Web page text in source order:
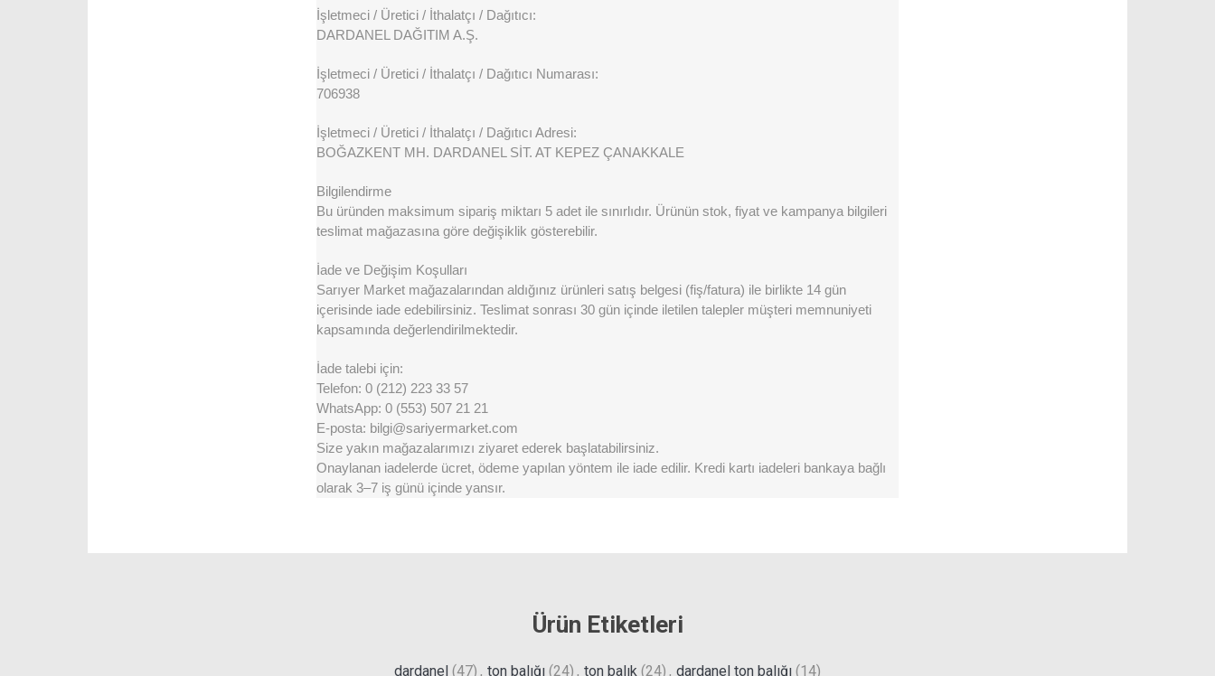
İşletmeci / Üretici / İthalatçı / Dağıtıcı:
DARDANEL DAĞITIM A.Ş.
İşletmeci / Üretici / İthalatçı / Dağıtıcı Numarası:
706938
İşletmeci / Üretici / İthalatçı / Dağıtıcı Adresi:
BOĞAZKENT MH. DARDANEL SİT. AT KEPEZ ÇANAKKALE
Bilgilendirme
Bu üründen maksimum sipariş miktarı 5 adet ile sınırlıdır. Ürünün stok, fiyat ve kampanya bilgileri
teslimat mağazasına göre değişiklik gösterebilir.
İade ve Değişim Koşulları
Sarıyer Market mağazalarından aldığınız ürünleri satış belgesi (fiş/fatura) ile birlikte 14 gün
içerisinde iade edebilirsiniz. Teslimat sonrası 30 gün içinde iletilen talepler müşteri memnuniyeti
kapsamında değerlendirilmektedir.
İade talebi için:
Telefon: 0 (212) 223 33 57
WhatsApp: 0 (553) 507 21 21
E-posta: bilgi@sariyermarket.com
Size yakın mağazalarımızı ziyaret ederek başlatabilirsiniz.
Onaylanan iadelerde ücret, ödeme yapılan yöntem ile iade edilir. Kredi kartı iadeleri bankaya bağlı
olarak 3–7 iş günü içinde yansır.
Ürün Etiketleri
dardanel (47) , ton balığı (24) , ton balık (24) , dardanel ton balığı (14)